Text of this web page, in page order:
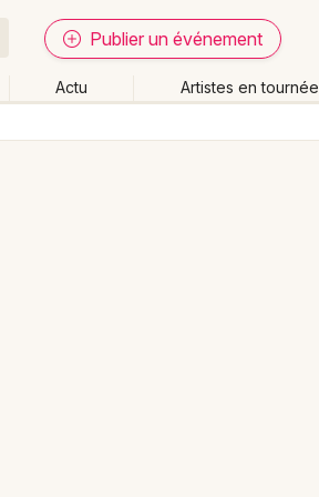
Publier un événement
Actu Artistes en tournée